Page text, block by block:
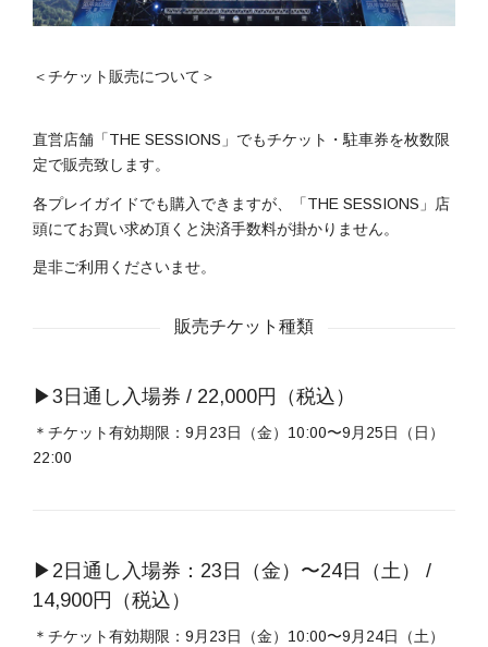
＜チケット販売について＞
直営店舗「THE SESSIONS」でもチケット・駐車券を枚数限
定で販売致します。
各プレイガイドでも購入できますが、「THE SESSIONS」店
頭にてお買い求め頂くと決済手数料が掛かりません。
是非ご利用くださいませ。
販売チケット種類
▶︎3日通し入場券 / 22,000円（税込）
＊チケット有効期限：9月23日（金）10:00〜9月25日（日）
22:00
▶︎2日通し入場券：23日（金）〜24日（土） /
14,900円（税込）
＊チケット有効期限：9月23日（金）10:00〜9月24日（土）